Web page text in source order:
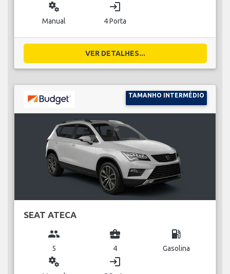
miscellaneous_services
Manual
login
4 Porta
VER DETALHES...
TAMANHO INTERMÉDIO
SEAT ATECA
group
5
business_center
4
local_gas_station
Gasolina
miscellaneous_services login